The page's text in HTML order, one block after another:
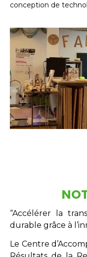
conception de
“Accélérer la
durable grâce à
Le Centre